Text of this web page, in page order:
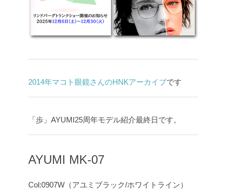
2014年マコト眼鏡さんのHNKアーカイブです
「歩」AYUMI25周年モデル紹介最終日です。
AYUMI MK-07
Col:0907W（アユミブラック/ホワイトライン）